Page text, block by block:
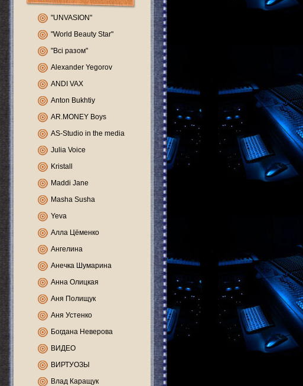
"UNVASION"
"World Beauty Star"
"Всі разом"
Alexander Yegorov
ANDI VAX
Anton Bukhtiy
AR.MONEY Boys
AS-Studio in the media
Julia Voice
Kristall
Maddi Jane
Masha Susha
Yeva
Алла Цёменко
Ангелина
Анечка Шумарина
Анна Олицкая
Аня Полищук
Аня Устенко
Богдана Неверова
ВИДЕО
ВИРТУОЗЫ
Влад Каращук